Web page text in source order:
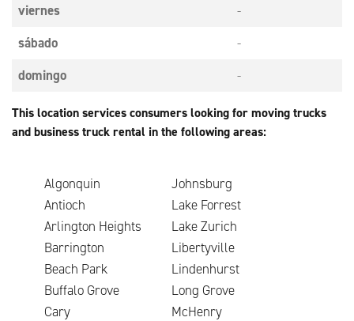
viernes
-
sábado
-
domingo
-
This location services consumers looking for moving trucks
and business truck rental in the following areas:
Algonquin
Johnsburg
Antioch
Lake Forrest
Arlington Heights
Lake Zurich
Barrington
Libertyville
Beach Park
Lindenhurst
Buffalo Grove
Long Grove
Cary
McHenry